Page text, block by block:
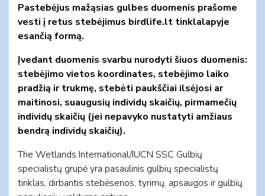
Pastebėjus mažąsias gulbes duomenis prašome
vesti į retus stebėjimus birdlife.lt tinklalapyje
esančią formą.
Įvedant duomenis svarbu nurodyti šiuos duomenis:
stebėjimo vietos koordinates, stebėjimo laiko
pradžią ir trukmę, stebėti paukščiai ilsėjosi ar
maitinosi, suaugusių individų skaičių, pirmamečių
individų skaičių (jei nepavyko nustatyti amžiaus
bendrą individų skaičių).
The Wetlands International/IUCN SSC Gulbių
specialistų grupė yra pasaulinis gulbių specialistų
tinklas, dirbantis stebėsenos, tyrimų, apsaugos ir gulbių